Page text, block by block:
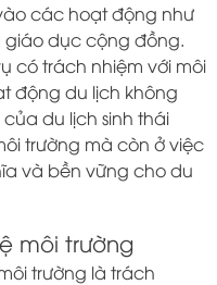
các hoạt động như
dục cộng đồng.
có trách nhiệm với môi
động du lịch không
du lịch sinh thái
trường mà còn ở việc
và bền vững cho du
môi trường
trường là trách